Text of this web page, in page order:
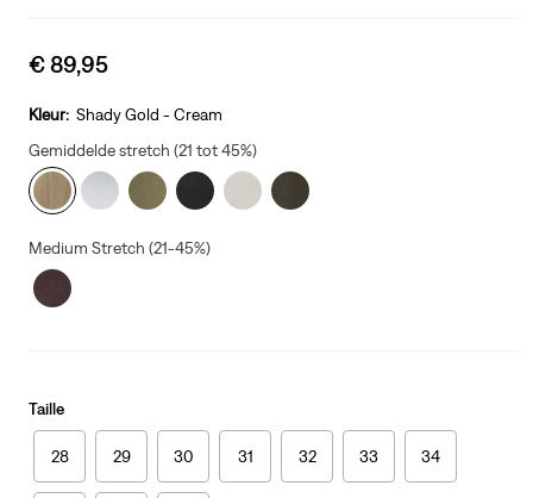
Sale
is
€ 89,95
Kleur: Shady Gold - Cream
Gemiddelde stretch (21 tot 45%)
Medium Stretch (21-45%)
Taille
28 29 30 31 32 33 34